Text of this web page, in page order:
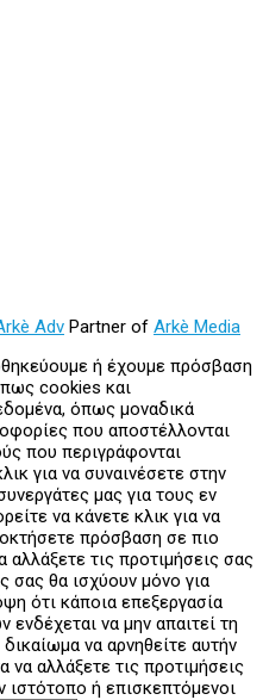
Adv Partner of Arkè Media
ή έχουμε πρόσβαση
cookies και
όπως μοναδικά
που αποστέλλονται
που περιγράφονται
για να συναινέσετε στην
μας για τους εν
να κάνετε κλικ για να
πρόσβαση σε πιο
τις προτιμήσεις σας
σας θα ισχύουν μόνο για
ότι κάποια επεξεργασία
να μην απαιτεί τη
να αρνηθείτε αυτήν
να αλλάξετε τις προτιμήσεις
ιστότοπο ή επισκεπτόμενοι